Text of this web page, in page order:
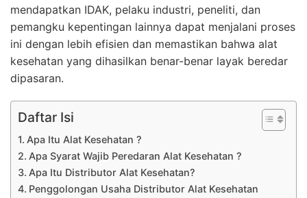
mendapatkan IDAK, pelaku industri, peneliti, dan
pemangku kepentingan lainnya dapat menjalani proses
ini dengan lebih efisien dan memastikan bahwa alat
kesehatan yang dihasilkan benar-benar layak beredar
dipasaran.
Daftar Isi
Apa Itu Alat Kesehatan ?
Apa Syarat Wajib Peredaran Alat Kesehatan ?
Apa Itu Distributor Alat Kesehatan?
Penggolongan Usaha Distributor Alat Kesehatan